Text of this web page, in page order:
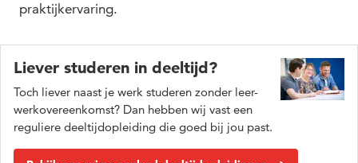
praktijkervaring.
Liever studeren in deeltijd?
Toch liever naast je werk studeren zonder leer-
werkovereenkomst? Dan hebben wij vast een
reguliere deeltijdopleiding die goed bij jou past.